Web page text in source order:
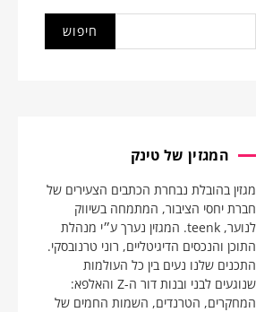
המגזין של טינק
מגזין בהובלת נבחרת הכתבים הצעירים של
חברת יחסי הציבור, המתמחה בשיווק
לנוער, teenk. המגזין נערך ע״י מנהלת
התוכן והנכסים הדיגיטליים, רוני טרנובסקי.
התכנים שלנו נעים בין כל העולמות
שנוגעים לבני ובנות דור ה-Z והאלפא:
המחקרים, הטרנדים, השמות החמים של